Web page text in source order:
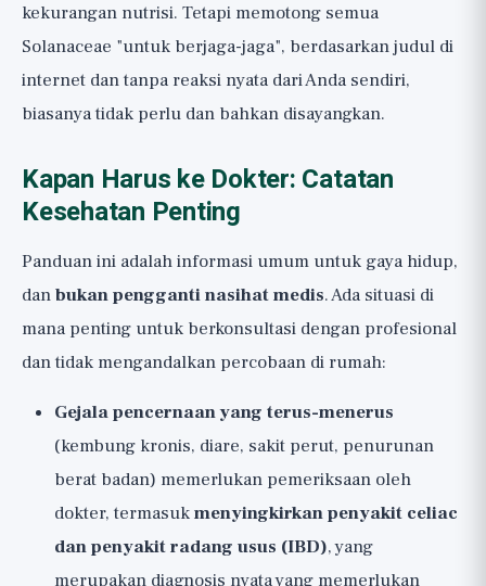
kekurangan nutrisi. Tetapi memotong semua
Solanaceae "untuk berjaga-jaga", berdasarkan judul di
internet dan tanpa reaksi nyata dari Anda sendiri,
biasanya tidak perlu dan bahkan disayangkan.
Kapan Harus ke Dokter: Catatan
Kesehatan Penting
Panduan ini adalah informasi umum untuk gaya hidup,
danbukan pengganti nasihat medis. Ada situasi di
mana penting untuk berkonsultasi dengan profesional
dan tidak mengandalkan percobaan di rumah:
Gejala pencernaan yang terus-menerus
(kembung kronis, diare, sakit perut, penurunan
berat badan) memerlukan pemeriksaan oleh
dokter, termasukmenyingkirkan penyakit celiac
dan penyakit radang usus (IBD), yang
merupakan diagnosis nyata yang memerlukan